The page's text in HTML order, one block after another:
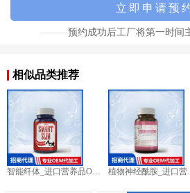
预约成功后工厂将第一时间
相似品类推荐
智能纤体_进口营养品OEM招商代加工_进口营养品供应链 植物神经酰